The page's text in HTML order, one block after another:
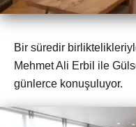
Bir süredir
Mehmet Ali Erbil ile
günlerce konuşuluyor.